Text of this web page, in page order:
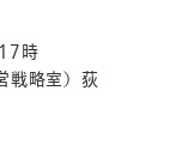
時
戦略室）荻